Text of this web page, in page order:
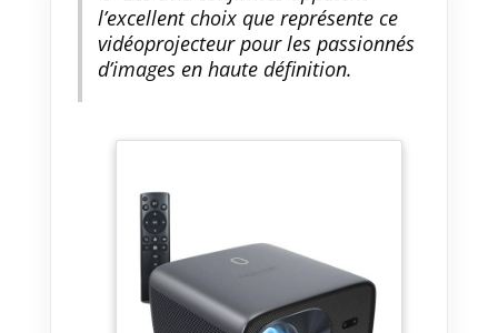
l’excellent choix que représente ce
vidéoprojecteur pour les passionnés
d’images en haute définition.